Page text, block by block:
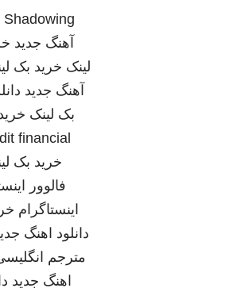
Shadowing
آهنگ جدید
لینک خرید بک
آهنگ جدید
بک لینک
financial
خرید بک
فالوور
اینستاگرام
دانلود اهنگ
مترجم
اهنگ جدید